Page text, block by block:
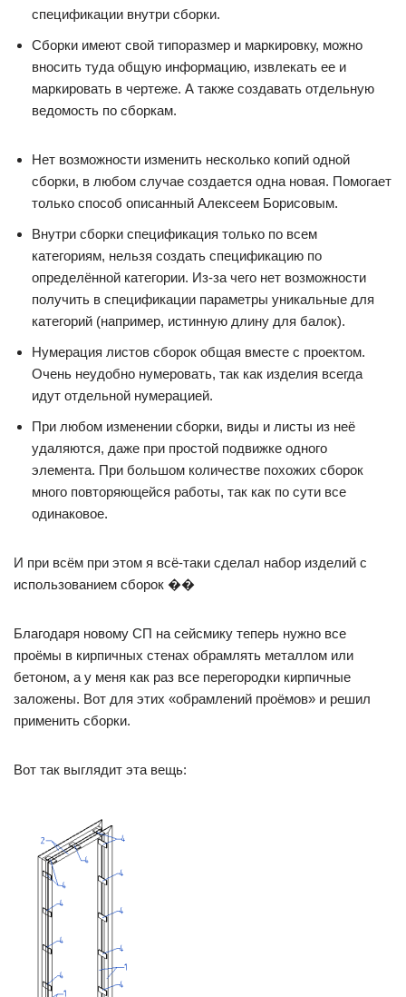
спецификации внутри сборки.
Сборки имеют свой типоразмер и маркировку, можно
вносить туда общую информацию, извлекать ее и
маркировать в чертеже. А также создавать отдельную
ведомость по сборкам.
Нет возможности изменить несколько копий одной
сборки, в любом случае создается одна новая. Помогает
только способ описанный Алексеем Борисовым.
Внутри сборки спецификация только по всем
категориям, нельзя создать спецификацию по
определённой категории. Из-за чего нет возможности
получить в спецификации параметры уникальные для
категорий (например, истинную длину для балок).
Нумерация листов сборок общая вместе с проектом.
Очень неудобно нумеровать, так как изделия всегда
идут отдельной нумерацией.
При любом изменении сборки, виды и листы из неё
удаляются, даже при простой подвижке одного
элемента. При большом количестве похожих сборок
много повторяющейся работы, так как по сути все
одинаковое.
И при всём при этом я всё-таки сделал набор изделий с
использованием сборок ��
Благодаря новому СП на сейсмику теперь нужно все
проёмы в кирпичных стенах обрамлять металлом или
бетоном, а у меня как раз все перегородки кирпичные
заложены. Вот для этих «обрамлений проёмов» и решил
применить сборки.
Вот так выглядит эта вещь: